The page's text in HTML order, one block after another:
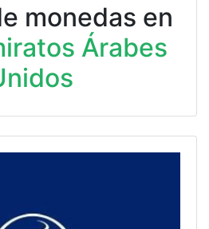
monedas en
Árabes